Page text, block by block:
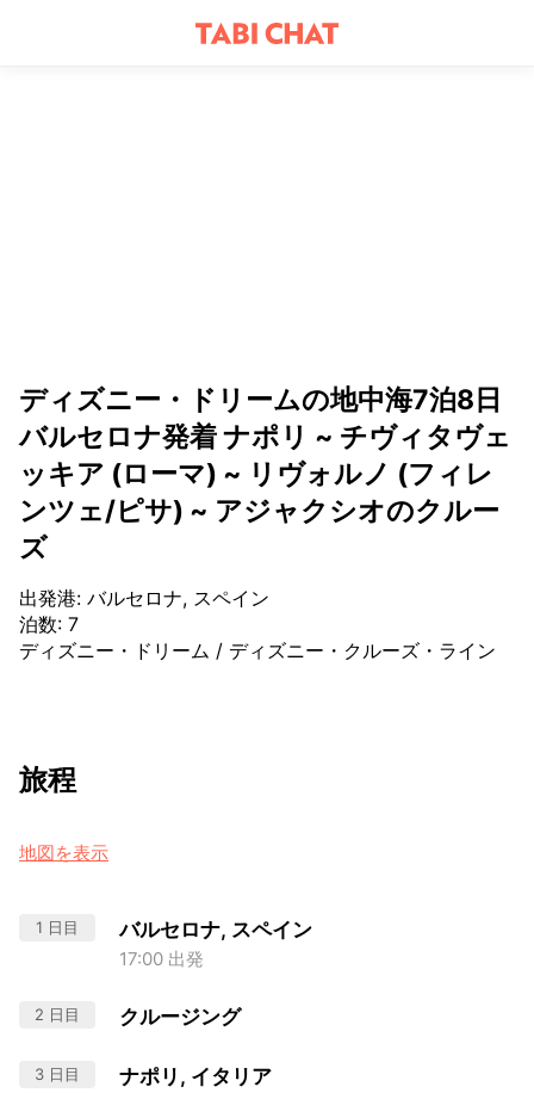
ディズニー・ドリームの地中海7泊8日
バルセロナ発着 ナポリ ~ チヴィタヴェ
ッキア (ローマ) ~ リヴォルノ (フィレ
ンツェ/ピサ) ~ アジャクシオのクルー
ズ
出発港: バルセロナ, スペイン
泊数: 7
ディズニー・ドリーム / ディズニー・クルーズ・ライン
旅程
地図を表示
1 日目 バルセロナ, スペイン
17:00 出発
2 日目 クルージング
3 日目 ナポリ, イタリア